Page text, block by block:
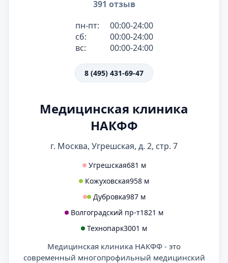
391 отзыв
пн-пт:
00:00-24:00
сб:
00:00-24:00
вс:
00:00-24:00
8 (495) 431-69-47
Медицинская клиника
НАКФФ
г. Москва, Угрешская, д. 2, стр. 7
Угрешская681 м
Кожуховская958 м
Дубровка987 м
Волгоградский пр-т1821 м
Технопарк3001 м
Медицинская клиника НАКФФ - это
современный многопрофильный медицинский